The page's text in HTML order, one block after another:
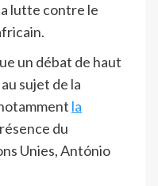
lutte contre le
un débat de haut
sujet de la
la
du
Unies, António